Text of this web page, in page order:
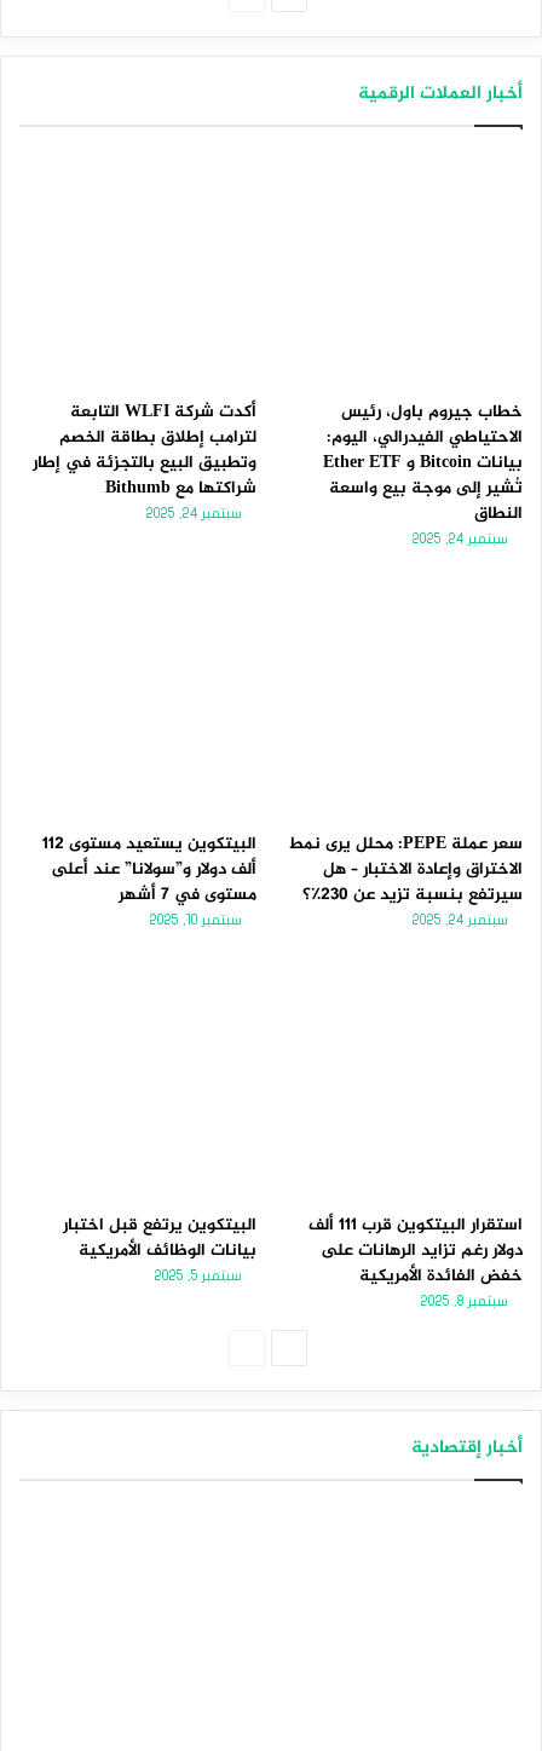
أخبار العملات الرقمية
خطاب جيروم باول، رئيس
الاحتياطي الفيدرالي، اليوم:
بيانات Bitcoin و Ether ETF
تُشير إلى موجة بيع واسعة
النطاق
سبتمبر 24, 2025
أكدت شركة WLFI التابعة
لترامب إطلاق بطاقة الخصم
وتطبيق البيع بالتجزئة في إطار
شراكتها مع Bithumb
سبتمبر 24, 2025
سعر عملة PEPE: محلل يرى نمط
الاختراق وإعادة الاختبار – هل
سيرتفع بنسبة تزيد عن 230٪؟
سبتمبر 24, 2025
البيتكوين يستعيد مستوى 112
ألف دولار و”سولانا” عند أعلى
مستوى في 7 أشهر
سبتمبر 10, 2025
استقرار البيتكوين قرب 111 ألف
دولار رغم تزايد الرهانات على
خفض الفائدة الأمريكية
سبتمبر 8, 2025
البيتكوين يرتفع قبل اختبار
بيانات الوظائف الأمريكية
سبتمبر 5, 2025
أخبار إقتصادية